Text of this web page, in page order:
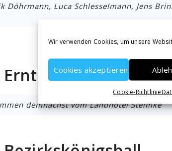
Wir verwenden Cookies, um unsere
Cookies akzeptieren
Cookie-Richtlinie
Döhrmann, Luca Schlesselmann, Jens
Erntefest
demnächst vom Landhotel Steimke